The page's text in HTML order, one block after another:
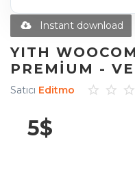
Favoriler
İletişim
Üye Ol
Instant download
YITH
PREMIUM -
Satıcı Editmo
5$